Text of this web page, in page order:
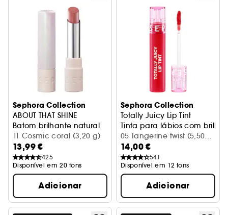
Sephora Collection
ABOUT THAT SHINE
Batom brilhante natural
11 Cosmic coral (3,20 g)
13,99 €
425
Disponível em 20 tons
Adicionar
Sephora Collection
Totally Juicy Lip Tint
Tinta para lábios com brilho
05 Tangerine twist (5,50
ml)
14,00 €
541
Disponível em 12 tons
Adicionar